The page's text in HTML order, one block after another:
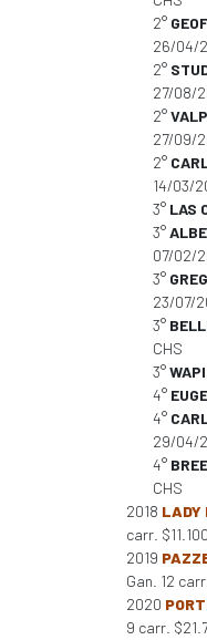
2°
26/04/
2°
27/08/
2°
27/09/
2°
14/03/
3° LAS
3°
07/02/
3°
23/07/
3°
CHS
3°WAPI
4°
4°
29/04/
4°
CHS
2018 LADY
carr.
2019
Gan. 12
2020
9 carr.